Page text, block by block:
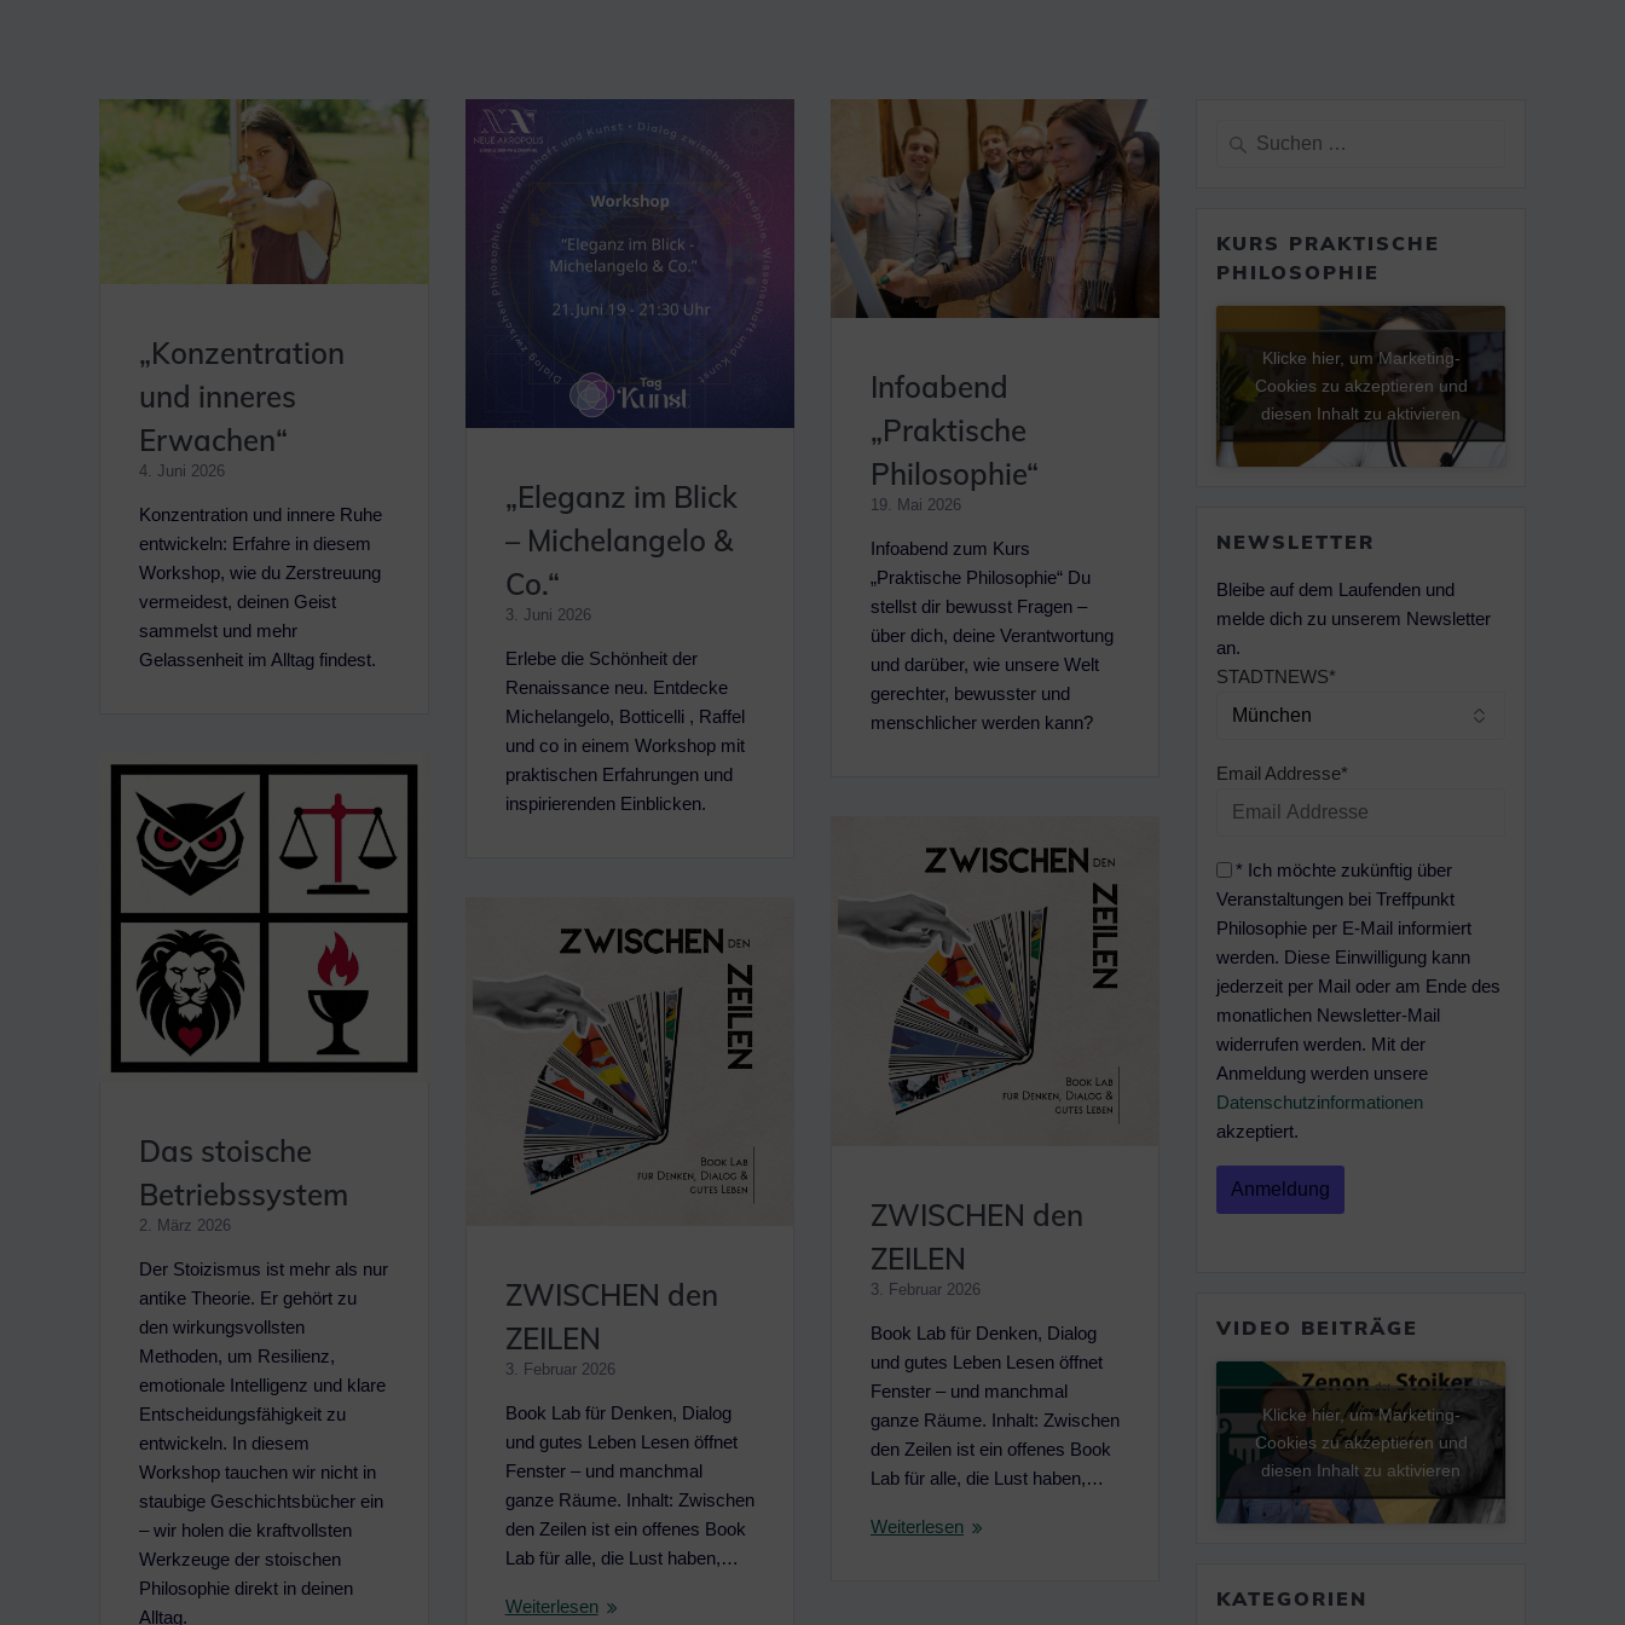
„Konzentration
und inneres
Erwachen“
4. Juni 2026
Konzentration und innere Ruhe
entwickeln: Erfahre in diesem
Workshop, wie du Zerstreuung
vermeidest, deinen Geist
sammelst und mehr
Gelassenheit im Alltag findest.
„Eleganz im Blick
– Michelangelo &
Co.“
3. Juni 2026
Erlebe die Schönheit der
Renaissance neu. Entdecke
Michelangelo, Botticelli , Raffel
und co in einem Workshop mit
praktischen Erfahrungen und
inspirierenden Einblicken.
Infoabend
„Praktische
Philosophie“
19. Mai 2026
Infoabend zum Kurs
„Praktische Philosophie“ Du
stellst dir bewusst Fragen –
über dich, deine Verantwortung
und darüber, wie unsere Welt
gerechter, bewusster und
menschlicher werden kann?
Das stoische
Betriebssystem
2. März 2026
Der Stoizismus ist mehr als nur
antike Theorie. Er gehört zu
den wirkungsvollsten
Methoden, um Resilienz,
emotionale Intelligenz und klare
Entscheidungsfähigkeit zu
entwickeln. In diesem
Workshop tauchen wir nicht in
staubige Geschichtsbücher ein
– wir holen die kraftvollsten
Werkzeuge der stoischen
Philosophie direkt in deinen
Alltag.
ZWISCHEN den
ZEILEN
3. Februar 2026
Book Lab für Denken, Dialog
und gutes Leben Lesen öffnet
Fenster – und manchmal
ganze Räume. Inhalt: Zwischen
den Zeilen ist ein offenes Book
Lab für alle, die Lust haben,…
Weiterlesen
ZWISCHEN den
ZEILEN
3. Februar 2026
Book Lab für Denken, Dialog
und gutes Leben Lesen öffnet
Fenster – und manchmal
ganze Räume. Inhalt: Zwischen
den Zeilen ist ein offenes Book
Lab für alle, die Lust haben,…
Weiterlesen
Suche
KURS PRAKTISCHE
PHILOSOPHIE
Klicke hier, um Marketing-
Cookies zu akzeptieren und
diesen Inhalt zu aktivieren
NEWSLETTER
Bleibe auf dem Laufenden und
melde dich zu unserem Newsletter
an.
STADTNEWS*
Email Addresse*
* Ich möchte zukünftig über
Veranstaltungen bei Treffpunkt
Philosophie per E-Mail informiert
werden. Diese Einwilligung kann
jederzeit per Mail oder am Ende des
monatlichen Newsletter-Mail
widerrufen werden. Mit der
Anmeldung werden unsere
Datenschutzinformationen
akzeptiert.
VIDEO BEITRÄGE
Klicke hier, um Marketing-
Cookies zu akzeptieren und
diesen Inhalt zu aktivieren
KATEGORIEN